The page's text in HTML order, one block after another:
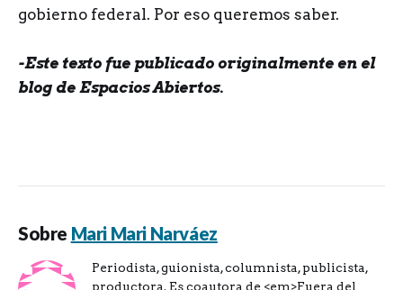
gobierno federal. Por eso queremos saber.
-Este texto fue publicado originalmente en el
blog de Espacios Abiertos.
Sobre Mari Mari Narváez
Periodista, guionista, columnista, publicista,
productora. Es coautora de <em>Fuera del